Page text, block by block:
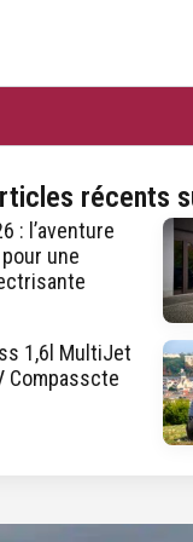
récents
: l’aventure
une
1,6l MultiJet
Compasscte